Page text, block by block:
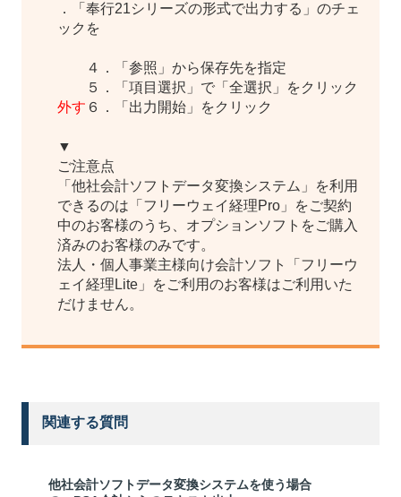
．「奉行21シリーズの形式で出力する」のチェ
ックを
外す
４ ．「参照」から保存先を指定
５
．「項目選択」で「全選択」をクリック
６
．「出力開始」をクリック
▼
ご注意点
「他社会計ソフトデータ変換システム」を利用
できるのは「フリーウェイ経理Pro」をご契約
中のお客様のうち、オプションソフトをご購入
済みのお客様のみです。
法人・個人事業主様向け会計ソフト「フリーウ
ェイ経理Lite」をご利用のお客様はご利用いた
だけません。
関連する質問
他社会計ソフトデータ変換システムを使う場合